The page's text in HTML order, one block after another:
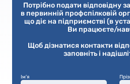
Потрібно подати відповідну
в первинній профспілковій
що діє на підприємстві (в
Ви працюєте/
Щоб дізнатися контакти
заповніть і
Ім'я